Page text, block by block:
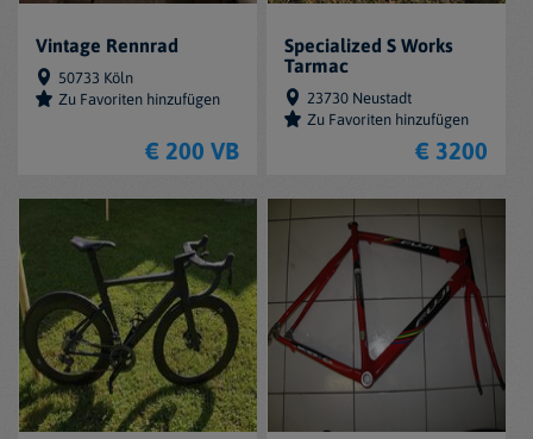
Vintage Rennrad
50733 Köln
Zu Favoriten hinzufügen
€ 200 VB
Specialized S Works
Tarmac
23730 Neustadt
Zu Favoriten hinzufügen
€ 3200